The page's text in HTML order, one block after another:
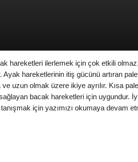
hareketleri ilerlemek için çok etkili
hareketlerinin itiş gücünü artıran
uzun olmak üzere ikiye ayrılır. Kısa
bacak hareketleri için uygundur.
için yazımızı okumaya devam